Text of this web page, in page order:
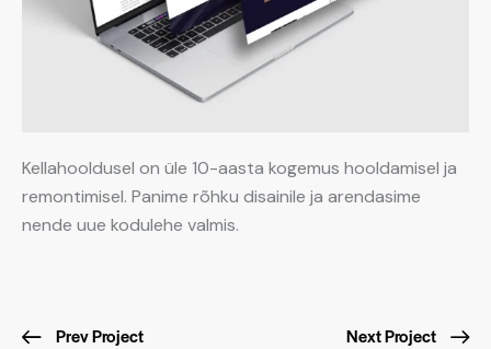
Kellahooldusel on üle 10-aasta kogemus hooldamisel ja
remontimisel. Panime rõhku disainile ja arendasime
nende uue kodulehe valmis.
Prev Project Next Project